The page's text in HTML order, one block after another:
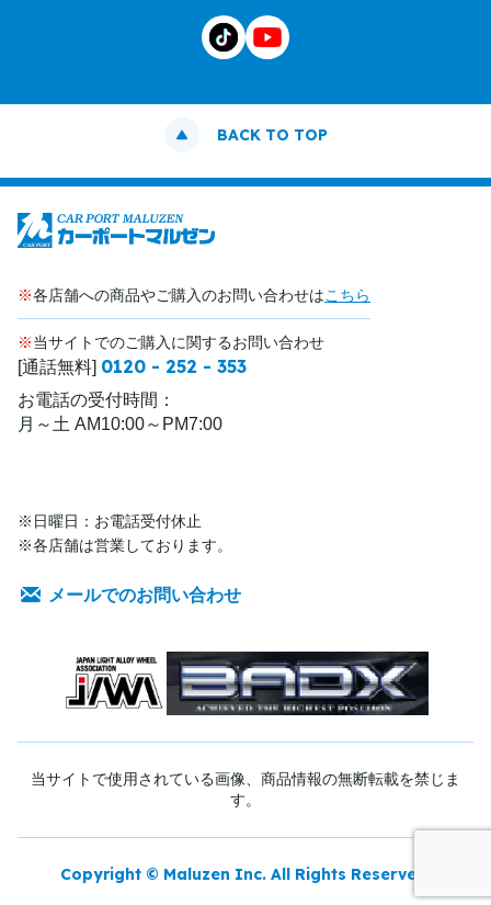
BACK TO TOP
※各店舗への商品やご購入のお問い合わせはこちら
※当サイトでのご購入に関するお問い合わせ
[通話無料] 0120 - 252 - 353
お電話の受付時間：
月～土 AM10:00～PM7:00
※日曜日：お電話受付休止
※各店舗は営業しております。
メールでのお問い合わせ
当サイトで使用されている画像、商品情報の無断転載を禁じま
す。
Copyright © Maluzen Inc. All Rights Reserved.